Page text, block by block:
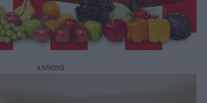
ANNONS